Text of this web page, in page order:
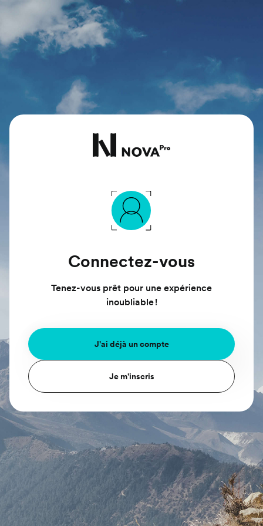
Connectez-vous
Tenez-vous prêt pour une expérience
inoubliable !
J'ai déjà un compte
Je m'inscris